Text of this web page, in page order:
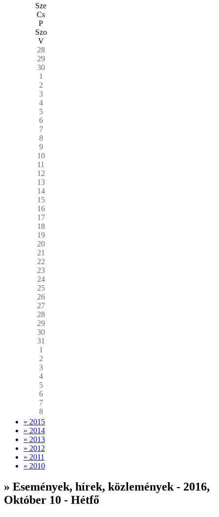
Sze
Cs
P
Szo
V
28
29
30
1
2
3
4
5
6
7
8
9
10
11
12
13
14
15
16
17
18
19
20
21
22
23
24
25
26
27
28
29
30
31
1
2
3
4
5
6
7
8
» 2015
» 2014
» 2013
» 2012
» 2011
» 2010
» Események, hírek, közlemények - 2016,
Október 10 - Hétfő